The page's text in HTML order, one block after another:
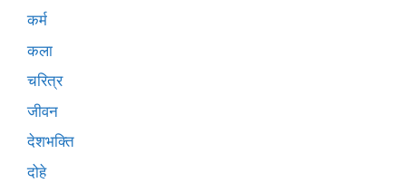
कर्म
कला
चरित्र
जीवन
देशभक्ति
दोहे